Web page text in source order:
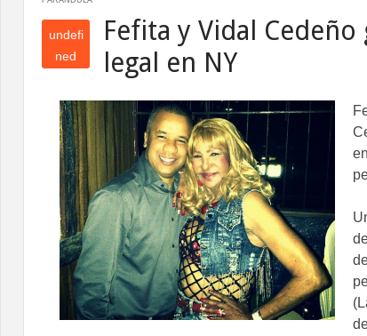
undefi
ned
efin
ed
Fefita y Vidal Cedeño
legal en NY